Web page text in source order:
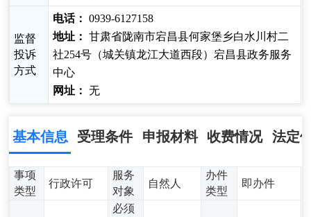
监督
投诉
方式
电话： 0939-6127158
地址： 甘肃省陇南市宕昌县何家堡乡白水川村二
社254号（城关镇龙江大道西段）宕昌县政务服务
中心
网址： 无
基本信息 受理条件 申报材料 收费情况 法定
事项
类型
行政许可
服务
对象
自然人
办件
类型
即办件
必须